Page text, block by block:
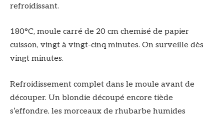
refroidissant.
180°C, moule carré de 20 cm chemisé de papier
cuisson, vingt à vingt-cinq minutes. On surveille dès
vingt minutes.
Refroidissement complet dans le moule avant de
découper. Un blondie découpé encore tiède
s’effondre, les morceaux de rhubarbe humides